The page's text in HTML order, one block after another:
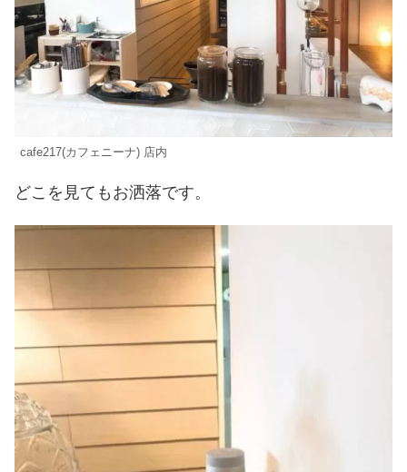
cafe217(カフェニーナ) 店内
どこを見てもお洒落です。